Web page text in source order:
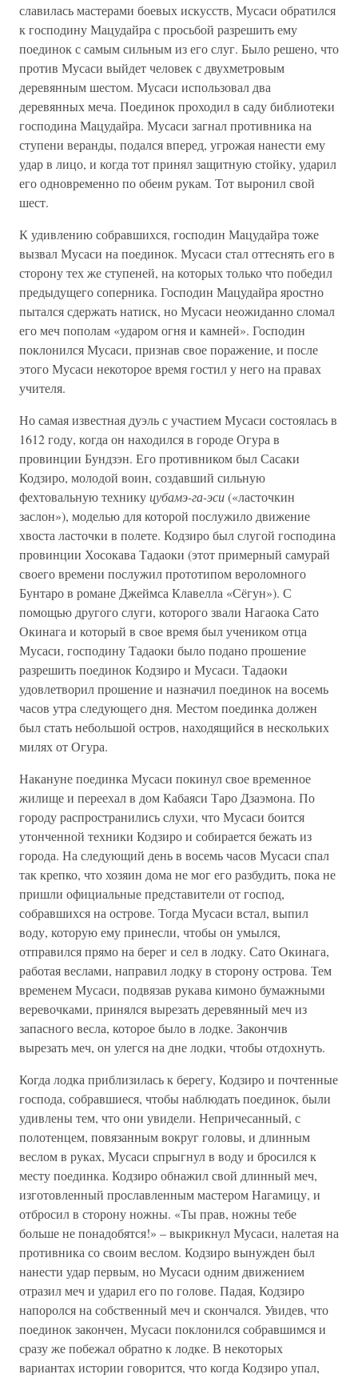
славилась мастерами боевых искусств, Мусаси обратился
к господину Мацудайра с просьбой разрешить ему
поединок с самым сильным из его слуг. Было решено, что
против Мусаси выйдет человек с двухметровым
деревянным шестом. Мусаси использовал два
деревянных меча. Поединок проходил в саду библиотеки
господина Мацудайра. Мусаси загнал противника на
ступени веранды, подался вперед, угрожая нанести ему
удар в лицо, и когда тот принял защитную стойку, ударил
его одновременно по обеим рукам. Тот выронил свой
шест.
К удивлению собравшихся, господин Мацудайра тоже
вызвал Мусаси на поединок. Мусаси стал оттеснять его в
сторону тех же ступеней, на которых только что победил
предыдущего соперника. Господин Мацудайра яростно
пытался сдержать натиск, но Мусаси неожиданно сломал
его меч пополам «ударом огня и камней». Господин
поклонился Мусаси, признав свое поражение, и после
этого Мусаси некоторое время гостил у него на правах
учителя.
Но самая известная дуэль с участием Мусаси состоялась в
1612 году, когда он находился в городе Огура в
провинции Бундзэн. Его противником был Сасаки
Кодзиро, молодой воин, создавший сильную
фехтовальную техникуцубамэ-га-эси(«ласточкин
заслон»), моделью для которой послужило движение
хвоста ласточки в полете. Кодзиро был слугой господина
провинции Хосокава Тадаоки (этот примерный самурай
своего времени послужил прототипом вероломного
Бунтаро в романе Джеймса Клавелла «Сёгун»). С
помощью другого слуги, которого звали Нагаока Сато
Окинага и который в свое время был учеником отца
Мусаси, господину Тадаоки было подано прошение
разрешить поединок Кодзиро и Мусаси. Тадаоки
удовлетворил прошение и назначил поединок на восемь
часов утра следующего дня. Местом поединка должен
был стать небольшой остров, находящийся в нескольких
милях от Огура.
Накануне поединка Мусаси покинул свое временное
жилище и переехал в дом Кабаяси Таро Дзаэмона. По
городу распространились слухи, что Мусаси боится
утонченной техники Кодзиро и собирается бежать из
города. На следующий день в восемь часов Мусаси спал
так крепко, что хозяин дома не мог его разбудить, пока не
пришли официальные представители от господ,
собравшихся на острове. Тогда Мусаси встал, выпил
воду, которую ему принесли, чтобы он умылся,
отправился прямо на берег и сел в лодку. Сато Окинага,
работая веслами, направил лодку в сторону острова. Тем
временем Мусаси, подвязав рукава кимоно бумажными
веревочками, принялся вырезать деревянный меч из
запасного весла, которое было в лодке. Закончив
вырезать меч, он улегся на дне лодки, чтобы отдохнуть.
Когда лодка приблизилась к берегу, Кодзиро и почтенные
господа, собравшиеся, чтобы наблюдать поединок, были
удивлены тем, что они увидели. Непричесанный, с
полотенцем, повязанным вокруг головы, и длинным
веслом в руках, Мусаси спрыгнул в воду и бросился к
месту поединка. Кодзиро обнажил свой длинный меч,
изготовленный прославленным мастером Нагамицу, и
отбросил в сторону ножны. «Ты прав, ножны тебе
больше не понадобятся!» – выкрикнул Мусаси, налетая на
противника со своим веслом. Кодзиро вынужден был
нанести удар первым, но Мусаси одним движением
отразил меч и ударил его по голове. Падая, Кодзиро
напоролся на собственный меч и скончался. Увидев, что
поединок закончен, Мусаси поклонился собравшимся и
сразу же побежал обратно к лодке. В некоторых
вариантах истории говорится, что когда Кодзиро упал,